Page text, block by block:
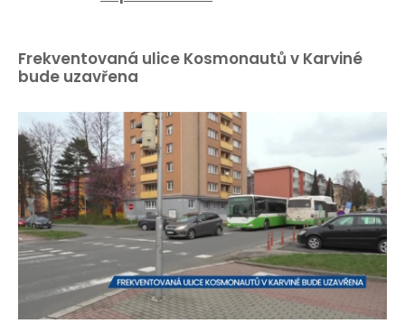
Frekventovaná ulice Kosmonautů v Karviné
bude uzavřena